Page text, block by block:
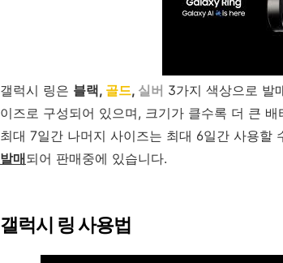
갤럭시 링은 블랙, 골드, 실버 3가지 색상으로 발
이즈로 구성되어 있으며, 크기가 클수록 더 큰
최대 7일간 나머지 사이즈는 최대 6일간 사용할
발매되어 판매중에 있습니다.
갤럭시 링 사용법